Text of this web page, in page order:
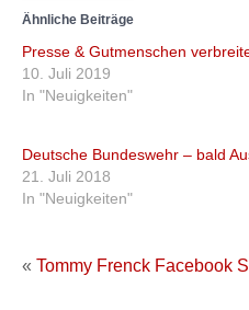
Ähnliche Beiträge
Presse & Gutmenschen
10. Juli 2019
In "Neuigkeiten"
Deutsche Bundeswehr – bald
21. Juli 2018
In "Neuigkeiten"
« Tommy Frenck Facebook